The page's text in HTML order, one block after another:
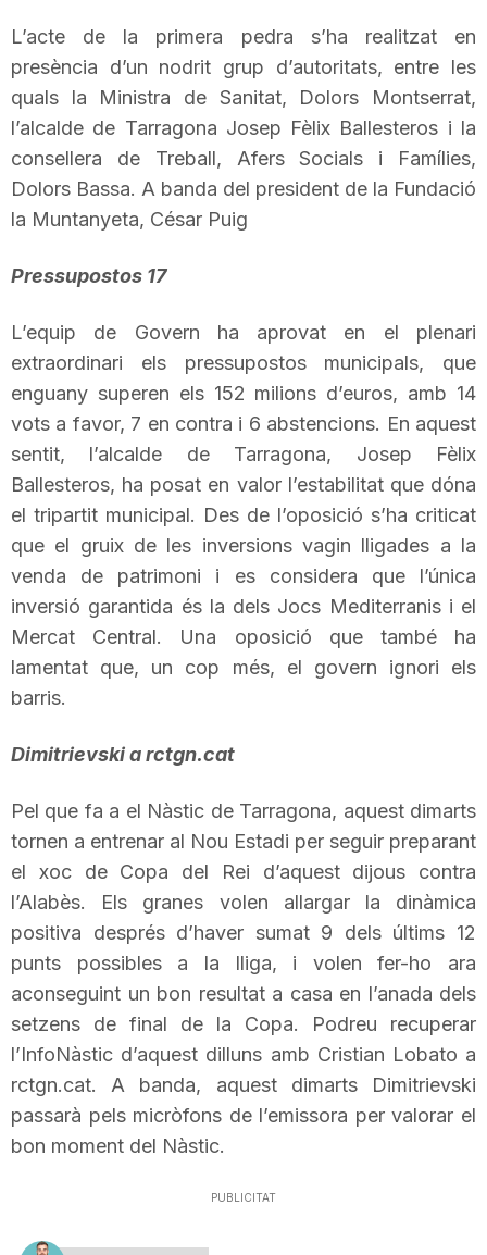
L’acte de la primera pedra s’ha realitzat en
presència d’un nodrit grup d’autoritats, entre les
quals la Ministra de Sanitat, Dolors Montserrat,
l’alcalde de Tarragona Josep Fèlix Ballesteros i la
consellera de Treball, Afers Socials i Famílies,
Dolors Bassa. A banda del president de la Fundació
la Muntanyeta, César Puig
Pressupostos 17
L’equip de Govern ha aprovat en el plenari
extraordinari els pressupostos municipals, que
enguany superen els 152 milions d’euros, amb 14
vots a favor, 7 en contra i 6 abstencions. En aquest
sentit, l’alcalde de Tarragona, Josep Fèlix
Ballesteros, ha posat en valorl’estabilitat que dóna
el tripartit municipal. Des de l’oposició s’ha criticat
que el gruix de les inversions vagin lligades a la
venda de patrimoni i es considera que l’única
inversió garantida és la dels Jocs Mediterranis i el
Mercat Central. Una oposició que també ha
lamentat que, un cop més, el govern ignori els
barris.
Dimitrievski a rctgn.cat
Pel que fa a el Nàstic de Tarragona, aquest dimarts
tornen a entrenar al Nou Estadi per seguir preparant
el xoc de Copa del Rei d’aquest dijous contra
l’Alabès. Els granes volen allargar la dinàmica
positiva després d’haver sumat 9 dels últims 12
punts possibles a la lliga, i volen fer-ho ara
aconseguint un bon resultat a casa en l’anada dels
setzens de final de la Copa. Podreu recuperar
l’InfoNàstic d’aquest dilluns amb Cristian Lobato a
rctgn.cat. A banda, aquest dimarts Dimitrievski
passarà pels micròfons de l’emissora per valorar el
bon moment del Nàstic.
PUBLICITAT